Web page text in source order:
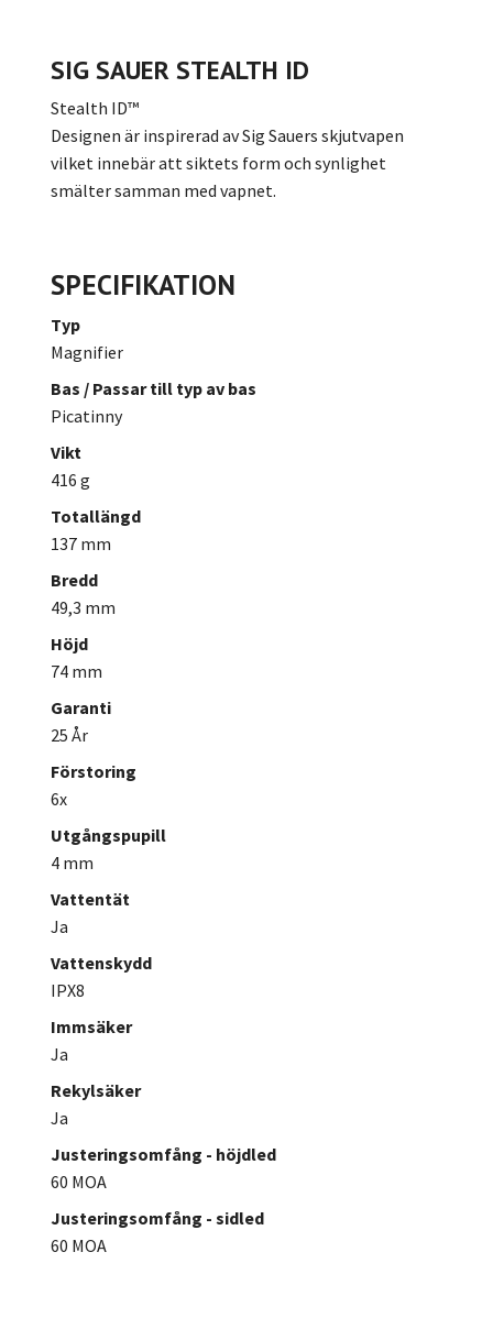
SIG SAUER STEALTH ID
Stealth ID™
Designen är inspirerad av Sig Sauers skjutvapen
vilket innebär att siktets form och synlighet
smälter samman med vapnet.
SPECIFIKATION
Typ
Magnifier
Bas / Passar till typ av bas
Picatinny
Vikt
416 g
Totallängd
137 mm
Bredd
49,3 mm
Höjd
74 mm
Garanti
25 År
Förstoring
6x
Utgångspupill
4 mm
Vattentät
Ja
Vattenskydd
IPX8
Immsäker
Ja
Rekylsäker
Ja
Justeringsomfång - höjdled
60 MOA
Justeringsomfång - sidled
60 MOA